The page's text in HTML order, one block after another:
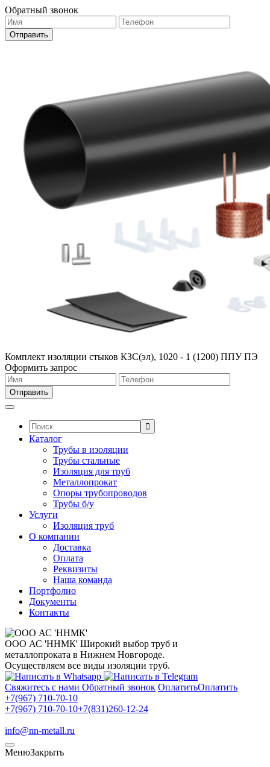
Обратный звонок
Комплект изоляции стыков КЗС(эл), 1020 - 1 (1200) ППУ ПЭ
Оформить запрос
Поиск:
Каталог
Трубы в изоляции
Трубы стальные
Изоляция для труб
Металлопрокат
Опоры трубопроводов
Трубы б/у
Услуги
Изоляция труб
О компании
Доставка
Оплата
Реквизиты
Наша команда
Портфолио
Документы
Контакты
ООО АС 'ННМК' Широкий выбор труб и
металлопроката в Нижнем Новгороде.
Осуществляем все виды изоляции труб.
Свяжитесь с нами Обратный звонок ОплатитьОплатить
+7(967) 710-70-10
+7(967) 710-70-10+7(831)260-12-24
info@nn-metall.ru
МенюЗакрыть